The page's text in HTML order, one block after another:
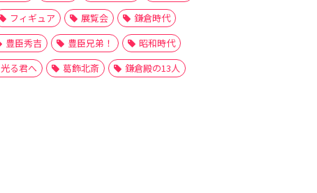
フィギュア
展覧会
鎌倉時代
豊臣秀吉
豊臣兄弟！
昭和時代
光る君へ
葛飾北斎 鎌倉殿の13人